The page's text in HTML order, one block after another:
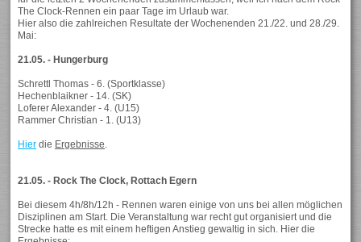
The Clock-Rennen ein paar Tage im Urlaub war.
Hier also die zahlreichen Resultate der Wochenenden 21./22. und 28./29.
Mai:
21.05. - Hungerburg
Schrettl Thomas - 6. (Sportklasse)
Hechenblaikner - 14. (SK)
Loferer Alexander - 4. (U15)
Rammer Christian - 1. (U13)
Hier die Ergebnisse
21.05. - Rock The Clock, Rottach Egern
Bei diesem 4h/8h/12h - Rennen waren einige von uns bei allen möglichen
Disziplinen am Start. Die Veranstaltung war recht gut organisiert und die
Strecke hatte es mit einem heftigen Anstieg gewaltig in sich. Hier die